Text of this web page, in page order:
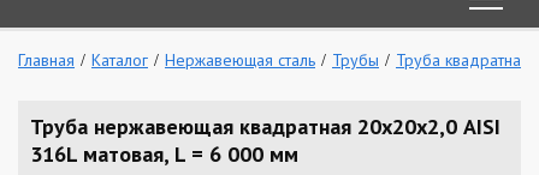
Главная Каталог Нержавеющая сталь Трубы Труба квадратная
Труба нержавеющая квадратная 20х20х2,0 AISI
316L матовая, L = 6 000 мм